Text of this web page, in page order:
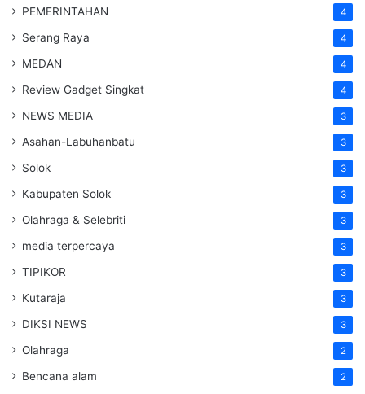
PEMERINTAHAN 4
Serang Raya 4
MEDAN 4
Review Gadget Singkat 4
NEWS MEDIA 3
Asahan-Labuhanbatu 3
Solok 3
Kabupaten Solok 3
Olahraga & Selebriti 3
media terpercaya 3
TIPIKOR 3
Kutaraja 3
DIKSI NEWS 3
Olahraga 2
Bencana alam 2